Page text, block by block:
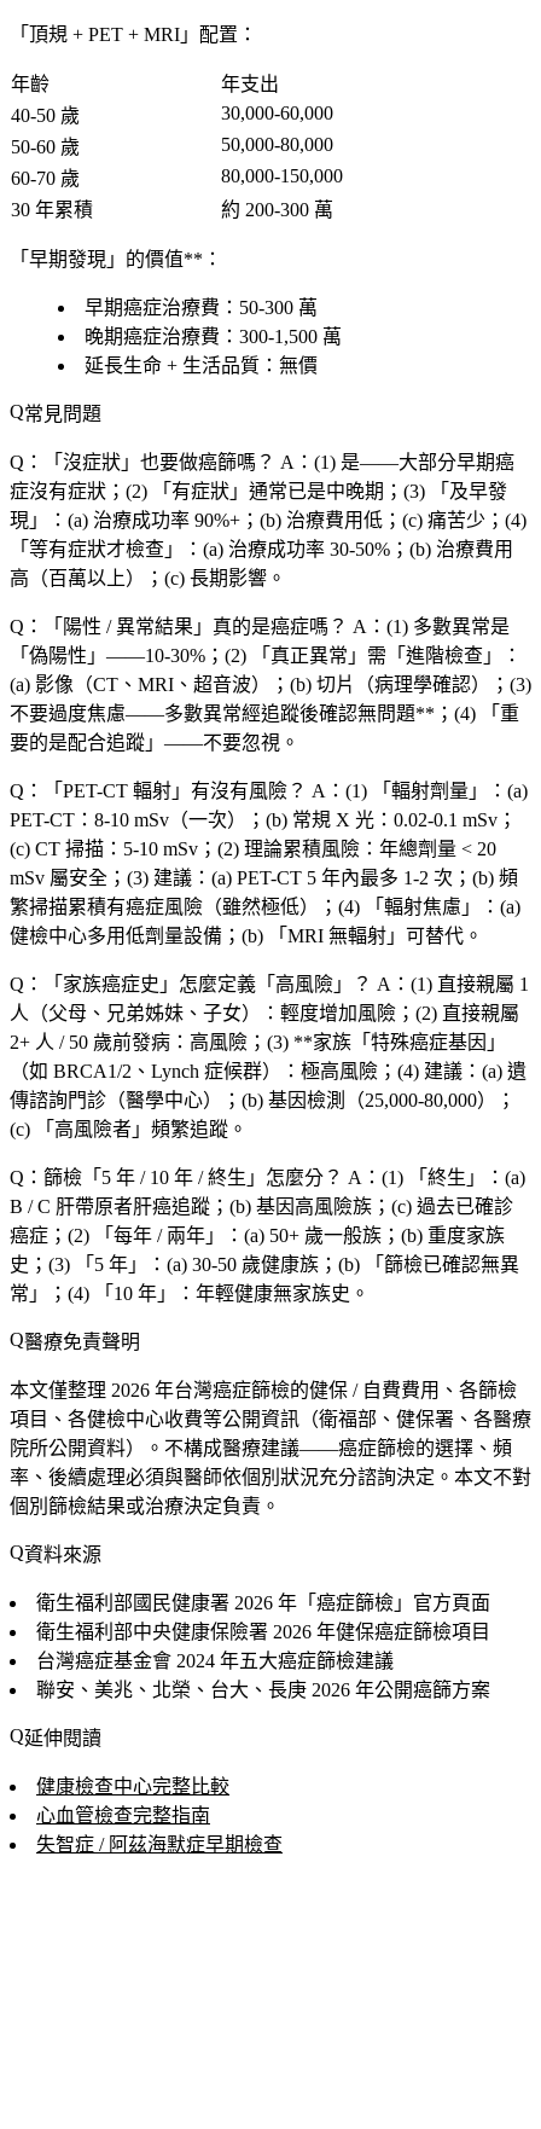
「頂規 + PET + MRI」配置：
年齡
年支出
40-50 歲
30,000-60,000
50-60 歲
50,000-80,000
60-70 歲
80,000-150,000
30 年累積
約 200-300 萬
「早期發現」的價值**：
早期癌症治療費 ：50-300 萬
晚期癌症治療費 ：300-1,500 萬
延長生命 + 生活品質 ：無價
常見問題
Q：「 沒症狀 」也要做癌篩嗎？ A：(1) 是——大部分早期癌
症沒有症狀 ；(2) 「有症狀」通常已是中晚期；(3) 「及早發
現」：(a) 治療成功率 90%+；(b) 治療費用低；(c) 痛苦少 ；(4)
「等有症狀才檢查」：(a) 治療成功率 30-50%；(b) 治療費用
高（百萬以上）；(c) 長期影響 。
Q：「陽性 / 異常結果」真的是癌症嗎？ A：(1) 多數異常是
「偽陽性」——10-30%；(2) 「真正異常」需「進階檢查」：
(a) 影像（CT、MRI、超音波）；(b) 切片（病理學確認）；(3)
不要過度焦慮——多數異常經追蹤後確認無問題**；(4) 「重
要的是配合追蹤」——不要忽視。
Q：「PET-CT 輻射」有沒有風險？ A：(1) 「輻射劑量」：(a)
PET-CT ：8-10 mSv（一次）；(b) 常規 X 光 ：0.02-0.1 mSv；
(c) CT 掃描 ：5-10 mSv；(2) 理論累積風險 ：年總劑量 < 20
mSv 屬安全；(3) 建議 ：(a) PET-CT 5 年內最多 1-2 次 ；(b) 頻
繁掃描累積有癌症風險（雖然極低）；(4) 「輻射焦慮」：(a)
健檢中心多用低劑量設備 ；(b) 「MRI 無輻射」可替代。
Q：「家族癌症史」怎麼定義「高風險」？ A：(1) 直接親屬 1
人
（父母、兄弟姊妹、子女）： 輕度增加風險 ；(2) 直接親屬
2+ 人 / 50 歲前發病 ： 高風險 ；(3) **家族「特殊癌症基因」
（如 BRCA1/2、Lynch 症候群）： 極高風險 ；(4) 建議 ：(a) 遺
傳諮詢門診 （醫學中心）；(b) 基因檢測
（25,000-80,000）；
(c) 「高風險者」頻繁追蹤。
Q：篩檢「5 年 / 10 年 / 終生」怎麼分？ A：(1) 「終生」：(a)
B / C 肝帶原者肝癌追蹤；(b) 基因高風險族 ；(c) 過去已確診
癌症 ；(2) 「每年 / 兩年」：(a) 50+ 歲一般族；(b) 重度家族
史；(3) 「5 年」：(a) 30-50 歲健康族；(b) 「篩檢已確認無異
常」；(4) 「10 年」：年輕健康無家族史。
醫療免責聲明
本文僅整理 2026 年台灣癌症篩檢的健保 / 自費費用、各篩檢
項目、各健檢中心收費等公開資訊（衛福部、健保署、各醫療
院所公開資料）。 不構成醫療建議——癌症篩檢的選擇、頻
率、後續處理必須與醫師依個別狀況充分諮詢決定。本文不對
個別篩檢結果或治療決定負責。
資料來源
衛生福利部國民健康署 2026 年「 癌症篩檢 」官方頁面
衛生福利部中央健康保險署 2026 年健保癌症篩檢項目
台灣癌症基金會 2024 年五大癌症篩檢建議
聯安、美兆、北榮、台大、長庚 2026 年公開癌篩方案
延伸閱讀
健康檢查中心完整比較
心血管檢查完整指南
失智症 / 阿茲海默症早期檢查